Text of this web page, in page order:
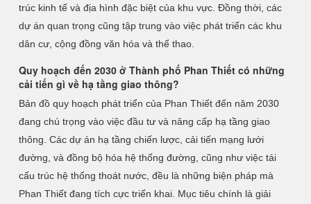
trúc kinh tế và địa hình đặc biệt của khu vực. Đồng thời, các
dự án quan trọng cũng tập trung vào việc phát triển các khu
dân cư, cộng đồng văn hóa và thể thao.
Quy hoạch đến 2030 ở Thành phố Phan Thiết có những
cải tiến gì về hạ tầng giao thông?
Bản đồ quy hoạch phát triển của Phan Thiết đến năm 2030
đang chú trọng vào việc đầu tư và nâng cấp hạ tầng giao
thông. Các dự án hạ tầng chiến lược, cải tiến mạng lưới
đường, và đồng bộ hóa hệ thống đường, cũng như việc tái
cấu trúc hệ thống thoát nước, đều là những biện pháp mà
Phan Thiết đang tích cực triển khai. Mục tiêu chính là giải